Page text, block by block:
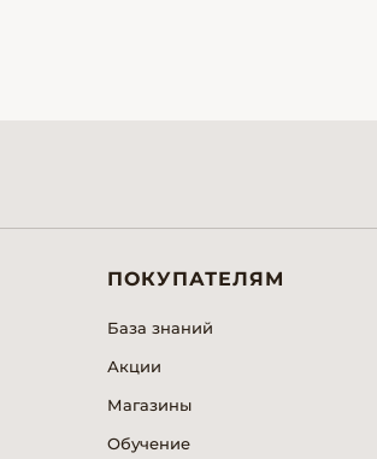
ПОКУПАТЕЛЯМ
База знаний
Акции
Магазины
Обучение